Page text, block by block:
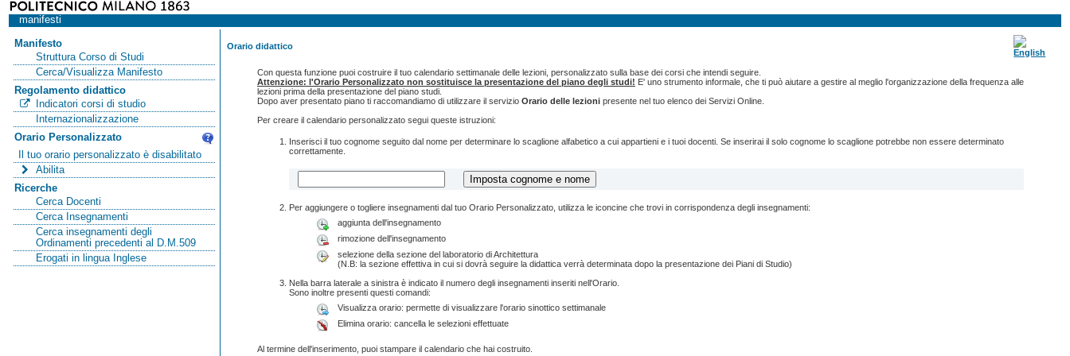
manifesti
Manifesto
Struttura Corso di Studi
Cerca/Visualizza Manifesto
Regolamento didattico
Indicatori corsi di studio
Internazionalizzazione
Orario Personalizzato
Il tuo orario personalizzato è disabilitato
Abilita
Ricerche
Cerca Docenti
Cerca Insegnamenti
Cerca insegnamenti degli
Ordinamenti precedenti al D.M.509
Erogati in lingua Inglese
Orario didattico
Con questa funzione puoi costruire il tuo calendario settimanale delle lezioni, personalizzato sulla base dei corsi che intendi seguire.
Attenzione: l'Orario Personalizzato non sostituisce la presentazione del piano degli studi! E' uno strumento informale, che ti può aiutare a gestire al meglio l'organizzazione della frequenza alle
lezioni prima della presentazione del piano studi.
Dopo aver presentato piano ti raccomandiamo di utilizzare il servizio Orario delle lezionipresente nel tuo elenco dei Servizi Online.
Per creare il calendario personalizzato segui queste istruzioni:
Inserisci il tuo cognome seguito dal nome per determinare lo scaglione alfabetico a cui appartieni e i tuoi docenti. Se inserirai il solo cognome lo scaglione potrebbe non essere determinato
correttamente.
Per aggiungere o togliere insegnamenti dal tuo Orario Personalizzato, utilizza le iconcine che trovi in corrispondenza degli insegnamenti:
aggiunta dell'insegnamento
rimozione dell'insegnamento
selezione della sezione del laboratorio di Architettura
(N.B: la sezione effettiva in cui si dovrà seguire la didattica verrà determinata dopo la presentazione dei Piani di Studio)
Nella barra laterale a sinistra è indicato il numero degli insegnamenti inseriti nell'Orario.
Sono inoltre presenti questi comandi:
Visualizza orario: permette di visualizzare l'orario sinottico settimanale
Elimina orario: cancella le selezioni effettuate
Al termine dell'inserimento, puoi stampare il calendario che hai costruito.